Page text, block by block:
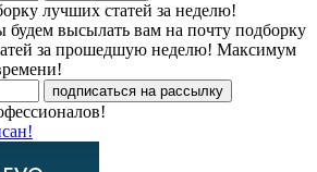
лучших статей за неделю!
высылать вам на почту подборку
за прошедшую неделю! Максимум
подписаться на рассылку